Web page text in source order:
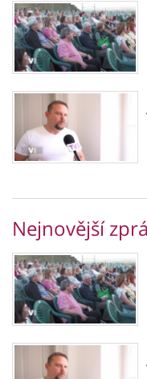
Nejnovější